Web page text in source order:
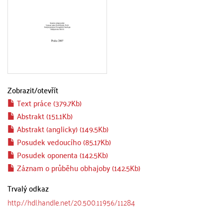
Zobrazit/otevřít
Text práce (379.7Kb)
Abstrakt (151.1Kb)
Abstrakt (anglicky) (149.5Kb)
Posudek vedoucího (85.17Kb)
Posudek oponenta (142.5Kb)
Záznam o průběhu obhajoby (142.5Kb)
Trvalý odkaz
http://hdl.handle.net/20.500.11956/11284